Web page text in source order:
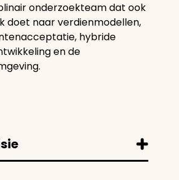
onderzoekteam dat ook
doet naar verdienmodellen,
hybride
en de